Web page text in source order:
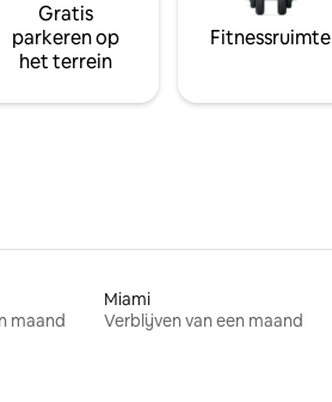
Gratis
parkeren op
het terrein
Fitnessruimte
maand
Miami
Verblijven van een maand